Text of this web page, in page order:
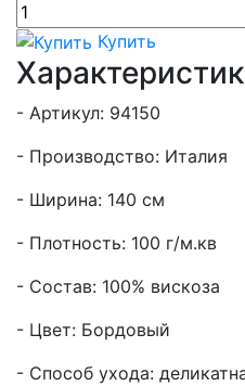
Купить
Характеристики
- Артикул: 94150
- Производство: Италия
- Ширина: 140 см
- Плотность: 100 г/м.кв
- Состав: 100% вискоза
- Цвет: Бордовый
- Способ ухода: